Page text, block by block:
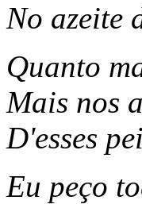
No azeite
Quanto
Mais nos
D'esses
Eu peço